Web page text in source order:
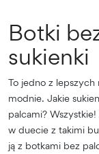
Botki
sukienki
To jedno z
modnie. Jakie
palcami?
w duecie z takimi
ją z botkami bez